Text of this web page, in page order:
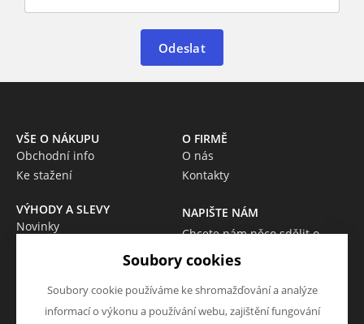
Odeslat
VŠE O NÁKUPU
Obchodní info
Ke stažení
O FIRMĚ
O nás
Kontakty
VÝHODY A SLEVY
Novinky
NAPIŠTE NÁM
Chcete nám něco sdělit o
našich produktech nebo e-
Chci napsat zprávu
Soubory cookies
Soubory cookie používáme ke shromažďování a analýze
informací o výkonu a používání webu, zajištění fungování